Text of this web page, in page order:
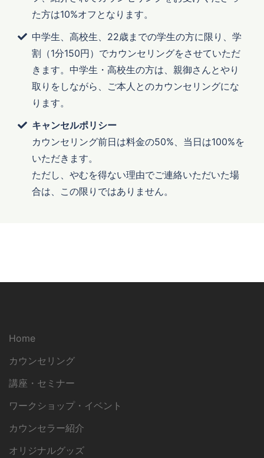
た方は10%オフとなります。
中学生、高校生、22歳までの学生の方に限り、学
割（1分150円）でカウンセリングをさせていただ
きます。中学生・高校生の方は、親御さんとやり
取りをしながら、ご本人とのカウンセリングにな
ります。
キャンセルポリシー
カウンセリング前日は料金の50%、当日は100%を
いただきます。
ただし、やむを得ない理由でご連絡いただいた場
合は、この限りではありません。
Home
カウンセリング
講座・セミナー
ワークショップ・イベント
カウンセラー紹介
オリジナルグッズ